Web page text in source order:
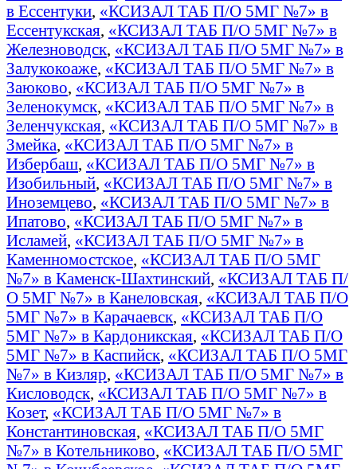
в Ессентуки, «КСИЗАЛ ТАБ П/О 5МГ №7» в
Ессентукская, «КСИЗАЛ ТАБ П/О 5МГ №7» в
Железноводск, «КСИЗАЛ ТАБ П/О 5МГ №7» в
Залукокоаже, «КСИЗАЛ ТАБ П/О 5МГ №7» в
Заюково, «КСИЗАЛ ТАБ П/О 5МГ №7» в
Зеленокумск, «КСИЗАЛ ТАБ П/О 5МГ №7» в
Зеленчукская, «КСИЗАЛ ТАБ П/О 5МГ №7» в
Змейка, «КСИЗАЛ ТАБ П/О 5МГ №7» в
Избербаш, «КСИЗАЛ ТАБ П/О 5МГ №7» в
Изобильный, «КСИЗАЛ ТАБ П/О 5МГ №7» в
Иноземцево, «КСИЗАЛ ТАБ П/О 5МГ №7» в
Ипатово, «КСИЗАЛ ТАБ П/О 5МГ №7» в
Исламей, «КСИЗАЛ ТАБ П/О 5МГ №7» в
Каменномостское, «КСИЗАЛ ТАБ П/О 5МГ
№7» в Каменск-Шахтинский, «КСИЗАЛ ТАБ П/
О 5МГ №7» в Канеловская, «КСИЗАЛ ТАБ П/О
5МГ №7» в Карачаевск, «КСИЗАЛ ТАБ П/О
5МГ №7» в Кардоникская, «КСИЗАЛ ТАБ П/О
5МГ №7» в Каспийск, «КСИЗАЛ ТАБ П/О 5МГ
№7» в Кизляр, «КСИЗАЛ ТАБ П/О 5МГ №7» в
Кисловодск, «КСИЗАЛ ТАБ П/О 5МГ №7» в
Козет, «КСИЗАЛ ТАБ П/О 5МГ №7» в
Константиновская, «КСИЗАЛ ТАБ П/О 5МГ
№7» в Котельниково, «КСИЗАЛ ТАБ П/О 5МГ